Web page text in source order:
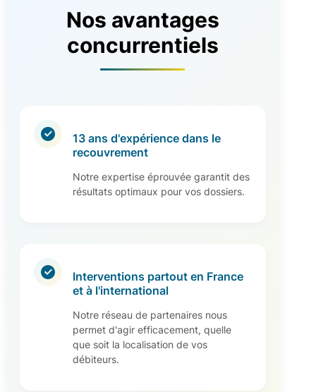
Nos avantages
concurrentiels
13 ans d'expérience dans le
recouvrement
Notre expertise éprouvée garantit des
résultats optimaux pour vos dossiers.
Interventions partout en France
et à l'international
Notre réseau de partenaires nous
permet d'agir efficacement, quelle
que soit la localisation de vos
débiteurs.